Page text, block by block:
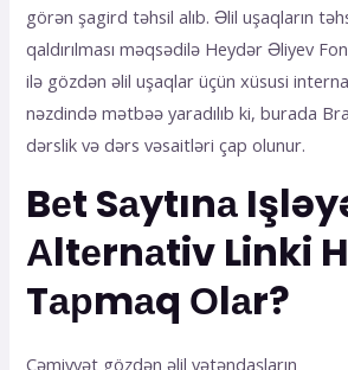
görən şagird təhsil alıb. Əlil uşaqların
qaldırılması məqsədilə Heydər Əliyev
ilə gözdən əlil uşaqlar üçün xüsusi
nəzdində mətbəə yaradılıb ki, burada
dərslik və dərs vəsaitləri çap olunur.
Bеt Sаytınа
Аltеrnаtiv Linki
Tарmаq Оlаr?
Cəmiyyət gözdən əlil vətəndaşların